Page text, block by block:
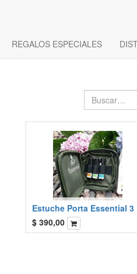
REGALOS ESPECIALES
Estuche Porta Essential 3
$ 390,00